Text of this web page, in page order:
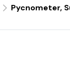
Pycnometer,